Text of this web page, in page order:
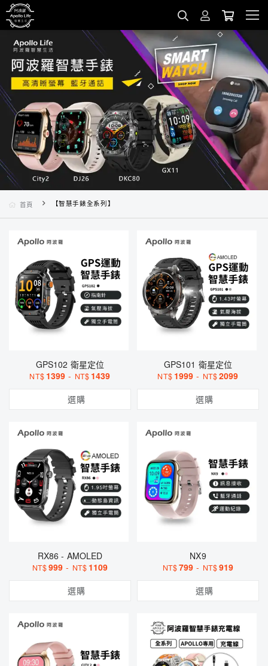
首頁 【智慧手錶全系列】
GPS102 衛星定位
NT$ 1399 - NT$ 1439
選購
GPS101 衛星定位
NT$ 1999 - NT$2099
選購
RX86 - AMOLED
NT$999 - NT$ 1109
選購
NX9
NT$799 - NT$919
選購